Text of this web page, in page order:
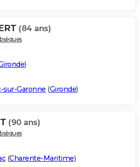
(84 ans)
)
sur-Garonne (Gironde)
(90 ans)
(Charente-Maritime)